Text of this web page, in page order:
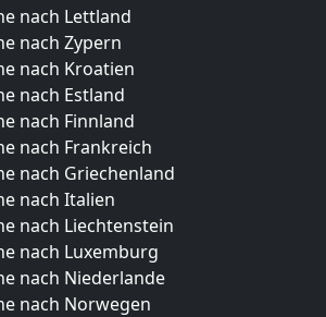
nach Lettland
nach Zypern
nach Kroatien
nach Estland
nach Finnland
nach Frankreich
nach Griechenland
nach Italien
nach Liechtenstein
nach Luxemburg
nach Niederlande
nach Norwegen